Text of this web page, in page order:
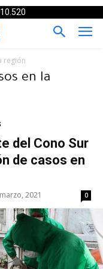
región
en la
del Cono Sur
de casos en
2021 0